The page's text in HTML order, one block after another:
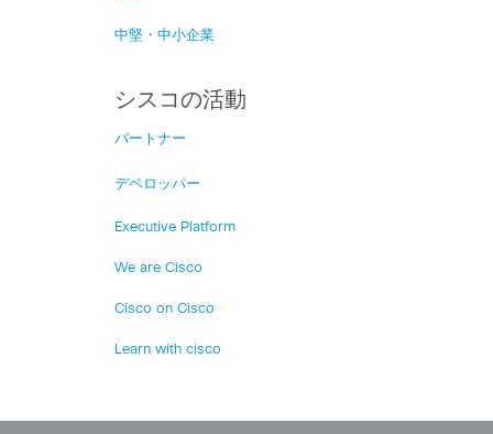
中堅・中小企業
シスコの活動
パートナー
デベロッパー
Executive Platform
We are Cisco
Cisco on Cisco
Learn with cisco